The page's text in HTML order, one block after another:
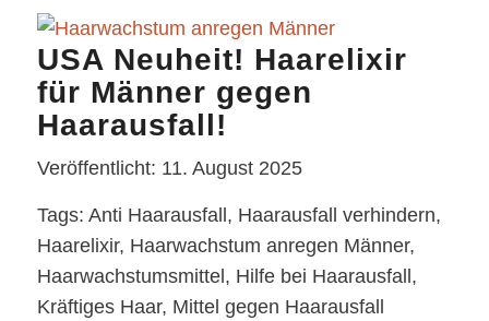
USA Neuheit! Haarelixir
für Männer gegen
Haarausfall!
Veröffentlicht: 11. August 2025
Tags: Anti Haarausfall, Haarausfall verhindern,
Haarelixir, Haarwachstum anregen Männer,
Haarwachstumsmittel, Hilfe bei Haarausfall,
Kräftiges Haar, Mittel gegen Haarausfall